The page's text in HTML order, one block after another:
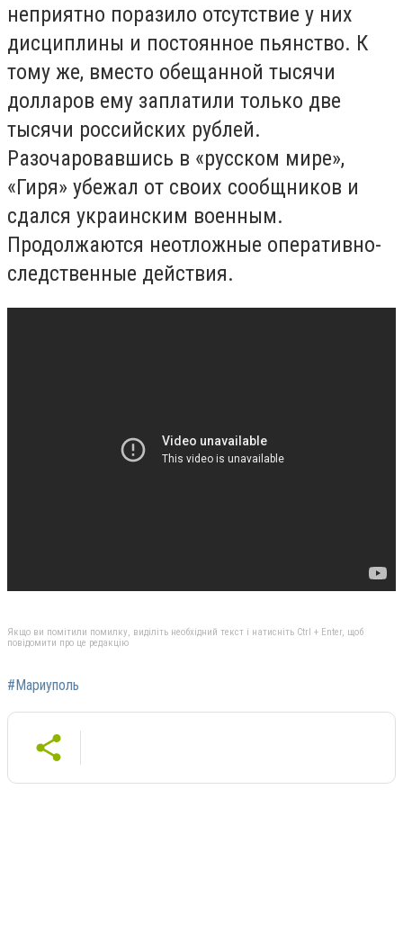
неприятно поразило отсутствие у них
дисциплины и постоянное пьянство. К
тому же, вместо обещанной тысячи
долларов ему заплатили только две
тысячи российских рублей.
Разочаровавшись в «русском мире»,
«Гиря» убежал от своих сообщников и
сдался украинским военным.
Продолжаются неотложные оперативно-
следственные действия.
Якщо ви помітили помилку, виділіть необхідний текст і натисніть Ctrl + Enter, щоб
повідомити про це редакцію
#Мариуполь